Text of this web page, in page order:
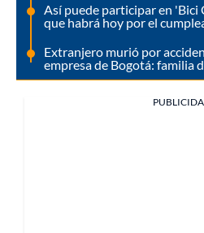
Así puede participar en 'Bici
que habrá hoy por el
Extranjero murió por
empresa de Bogotá: familia